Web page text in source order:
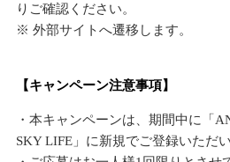
りご確認ください。
※ 外部サイトへ遷移します。
【キャンペーン注意事項】
・本キャンペーンは、期間中に「
SKY LIFE」に新規でご登録いただ